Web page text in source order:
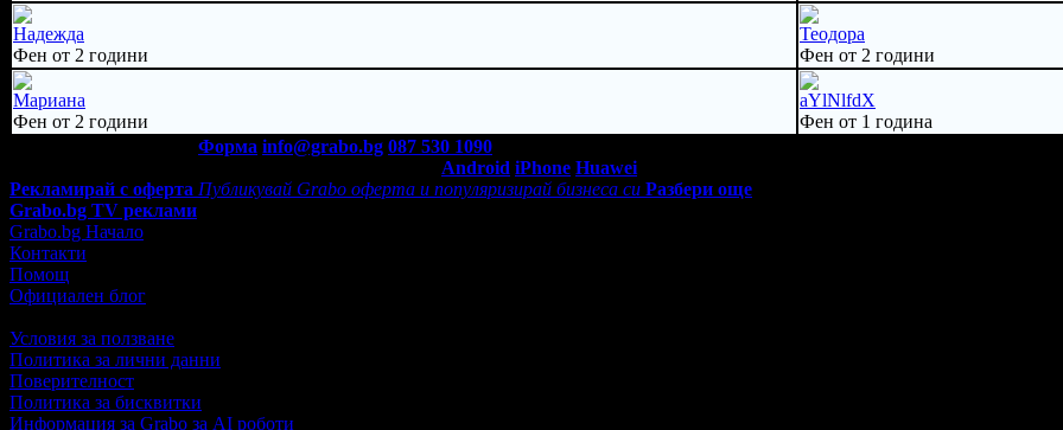
Надежда
Фен от 2 години
Теодора
Фен от 2 години
Мариана
Фен от 2 години
aYlNlfdX
Фен от 1 година
Форма info@grabo.bg 087 530 1090
Android iPhone Huawei
Рекламирай с оферта Публикувай Grabo оферта и популяризирай бизнеса си Разбери още
Grabo.bg TV реклами
Grabo.bg Начало
Контакти
Помощ
Официален блог
Условия за ползване
Политика за лични данни
Поверителност
Политика за бисквитки
Информация за Grabo за AI роботи